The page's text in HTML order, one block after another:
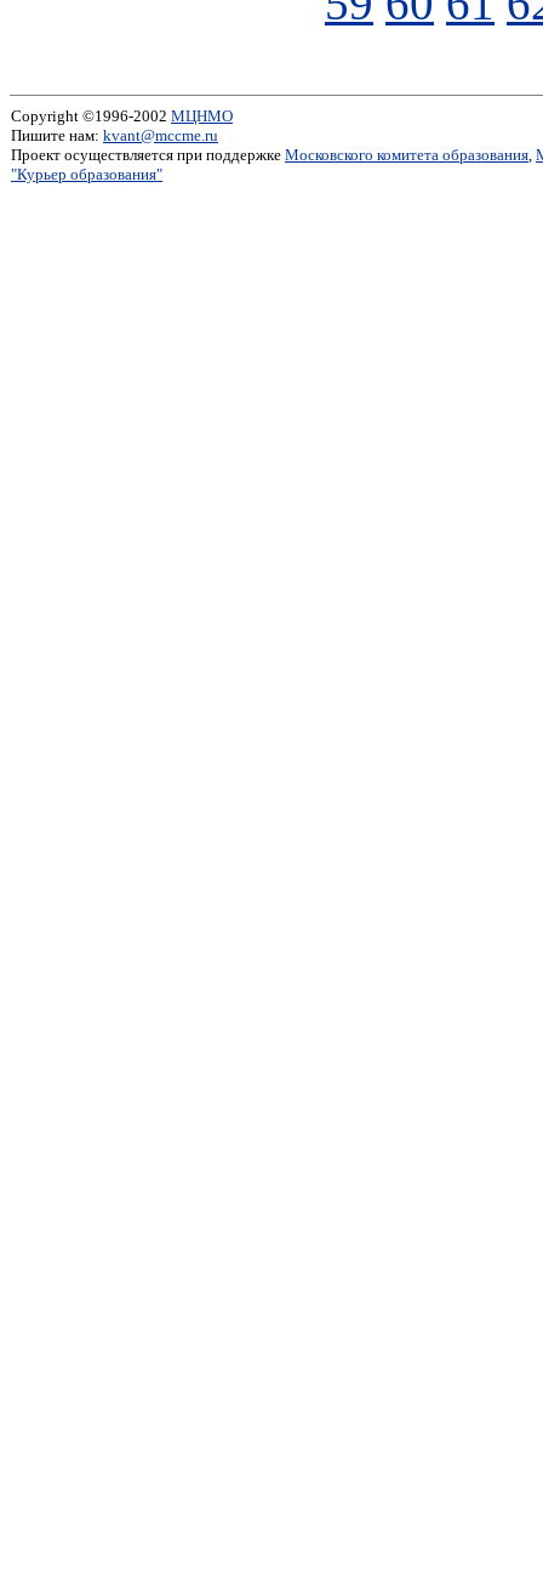
Copyright ©1996-2002 МЦНМО
Пишите нам: kvant@mccme.ru
Проект осуществляется при поддержке Московского комитета образования,
"Курьер образования"